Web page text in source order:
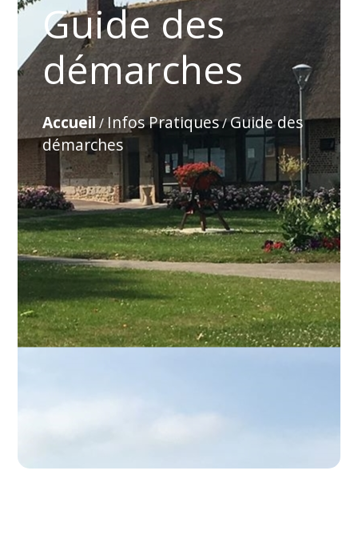
Guide des
démarches
Accueil / Infos Pratiques/Guide des
démarches